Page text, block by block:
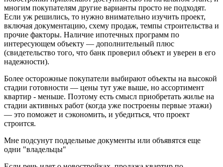
многим покупателям другие варианты просто не подходят.
Если уж решились, то нужно внимательно изучить проект,
включая документацию, схему продаж, темпы строительства и
прочие факторы. Наличие ипотечных программ по
интересующем объекту — дополнительный плюс
(свидетельство того, что банк проверил объект и уверен в его
надежности).
Более осторожные покупатели выбирают объекты на высокой
стадии готовности — цены тут уже выше, но ассортимент
квартир - меньше. Поэтому есть смысл приобретать жилье на
стадии активных работ (когда уже построены первые этажи)
— это поможет и сэкономить, и убедиться, что проект
строится.
Мне подсунут поддельные документы или объявятся еще
одни "владельцы"